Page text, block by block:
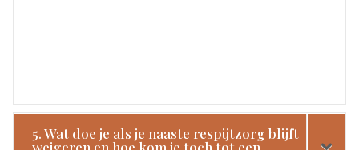
5. Wat doe je als je naaste respijtzorg blijft